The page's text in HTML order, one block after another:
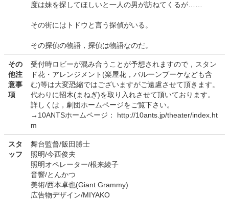
度は妹を探してほしいと一人の男が訪ねてくるが……
その街にはトドウと言う探偵がいる。
その探偵の物語，探偵は物語なのだ。
その
他注
意事
項
受付時ロビーが混み合うことが予想されますので，スタン
ド花・アレンジメント(楽屋花，バルーンブーケなども含
む)等は大変恐縮ではございますがご遠慮させて頂きます。
代わりに招木(まねぎ)を取り入れさせて頂いております。
詳しくは，劇団ホームページをご覧下さい。
→10ANTSホームページ： http://10ants.jp/theater/index.ht
m
スタ
ッフ
舞台監督/飯田勝士
照明/今西俊夫
照明オペレーター/根来綾子
音響/とんかつ
美術/西本卓也(Giant Grammy)
広告物デザイン/MIYAKO